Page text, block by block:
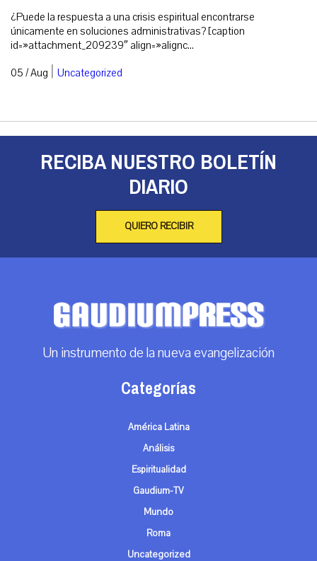
¿Puede la respuesta a una crisis espiritual encontrarse
únicamente en soluciones administrativas? [caption
id=»attachment_209239″ align=»alignc...
05 / Aug | Uncategorized
RECIBA NUESTRO BOLETÍN
DIARIO
QUIERO RECIBIR
Un instrumento de la nueva evangelización
Categorías
América Latina
Análisis
Espiritualidad
Gaudium-TV
Mundo
Roma
Uncategorized